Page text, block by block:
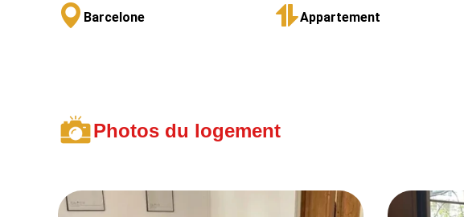
Barcelone Appartement
Photos du logement